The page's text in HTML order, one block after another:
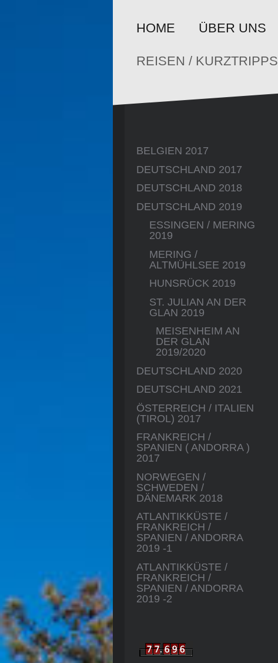
HOME ÜBER UNS
REISEN / KURZTRIPPS
BELGIEN 2017
DEUTSCHLAND 2017
DEUTSCHLAND 2018
DEUTSCHLAND 2019
ESSINGEN / MERING
2019
MERING /
ALTMÜHLSEE 2019
HUNSRÜCK 2019
ST. JULIAN AN DER
GLAN 2019
MEISENHEIM AN
DER GLAN
2019/2020
DEUTSCHLAND 2020
DEUTSCHLAND 2021
ÖSTERREICH / ITALIEN
(TIROL) 2017
FRANKREICH /
SPANIEN ( ANDORRA )
2017
NORWEGEN /
SCHWEDEN /
DÄNEMARK 2018
ATLANTIKKÜSTE /
FRANKREICH /
SPANIEN / ANDORRA
2019 -1
ATLANTIKKÜSTE /
FRANKREICH /
SPANIEN / ANDORRA
2019 -2